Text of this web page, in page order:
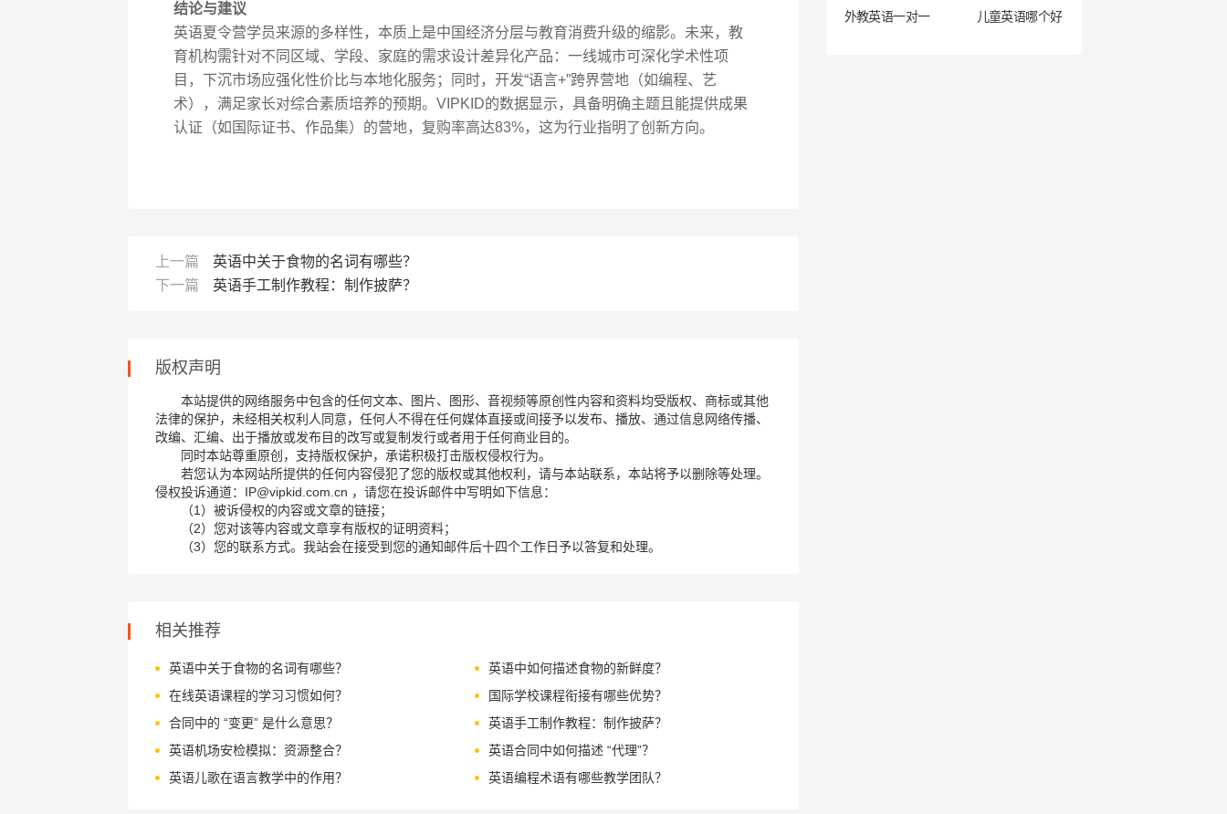
结论与建议
英语夏令营学员来源的多样性，本质上是中国经济分层与教育消费升级的缩影。未来，教
育机构需针对不同区域、学段、家庭的需求设计差异化产品：一线城市可深化学术性项
目，下沉市场应强化性价比与本地化服务；同时，开发“语言+”跨界营地（如编程、艺
术），满足家长对综合素质培养的预期。VIPKID的数据显示，具备明确主题且能提供成果
认证（如国际证书、作品集）的营地，复购率高达83%，这为行业指明了创新方向。
上一篇
英语中关于食物的名词有哪些？
下一篇
英语手工制作教程：制作披萨？
版权声明
本站提供的网络服务中包含的任何文本、图片、图形、音视频等原创性内容和资料均受版权、商标或其他
法律的保护，未经相关权利人同意，任何人不得在任何媒体直接或间接予以发布、播放、通过信息网络传播、
改编、汇编、出于播放或发布目的改写或复制发行或者用于任何商业目的。
同时本站尊重原创，支持版权保护，承诺积极打击版权侵权行为。
若您认为本网站所提供的任何内容侵犯了您的版权或其他权利，请与本站联系，本站将予以删除等处理。
侵权投诉通道：IP@vipkid.com.cn ，请您在投诉邮件中写明如下信息：
（1）被诉侵权的内容或文章的链接；
（2）您对该等内容或文章享有版权的证明资料；
（3）您的联系方式。我站会在接受到您的通知邮件后十四个工作日予以答复和处理。
相关推荐
英语中关于食物的名词有哪些？
英语中如何描述食物的新鲜度？
在线英语课程的学习习惯如何？
国际学校课程衔接有哪些优势？
合同中的 “变更” 是什么意思？
英语手工制作教程：制作披萨？
英语机场安检模拟：资源整合？
英语合同中如何描述 “代理”？
英语儿歌在语言教学中的作用？
英语编程术语有哪些教学团队？
外教英语一对一
儿童英语哪个好